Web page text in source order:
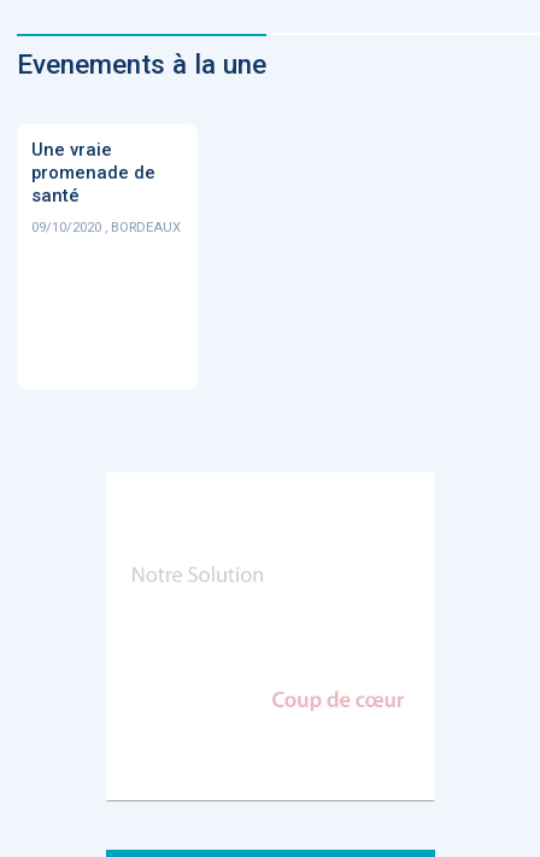
Evenements à la une
Une vraie
promenade de
santé
09/10/2020 , BORDEAUX